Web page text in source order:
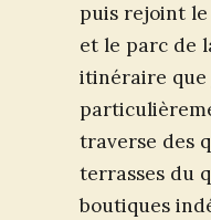
puis rejoint
et le parc de
itinéraire que
traverse des
terrasses du
boutiques